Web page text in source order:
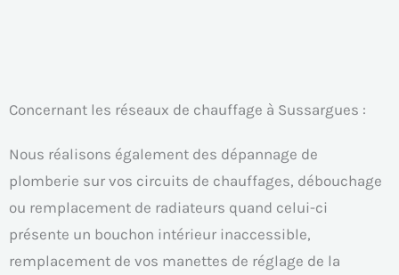
Concernant les réseaux de chauffage à Sussargues :
Nous réalisons également des dépannage de
plomberie sur vos circuits de chauffages, débouchage
ou remplacement de radiateurs quand celui-ci
présente un bouchon intérieur inaccessible,
remplacement de vos manettes de réglage de la